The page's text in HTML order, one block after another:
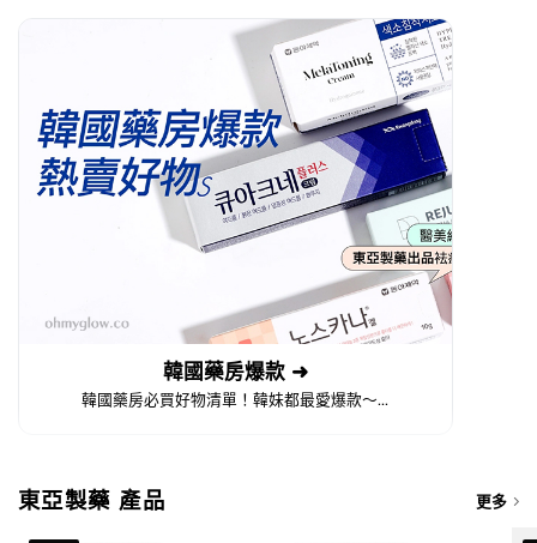
韓國藥房爆款 ➜
韓國藥房必買好物清單！韓妹都最愛爆款～...
東亞製藥 產品 更多